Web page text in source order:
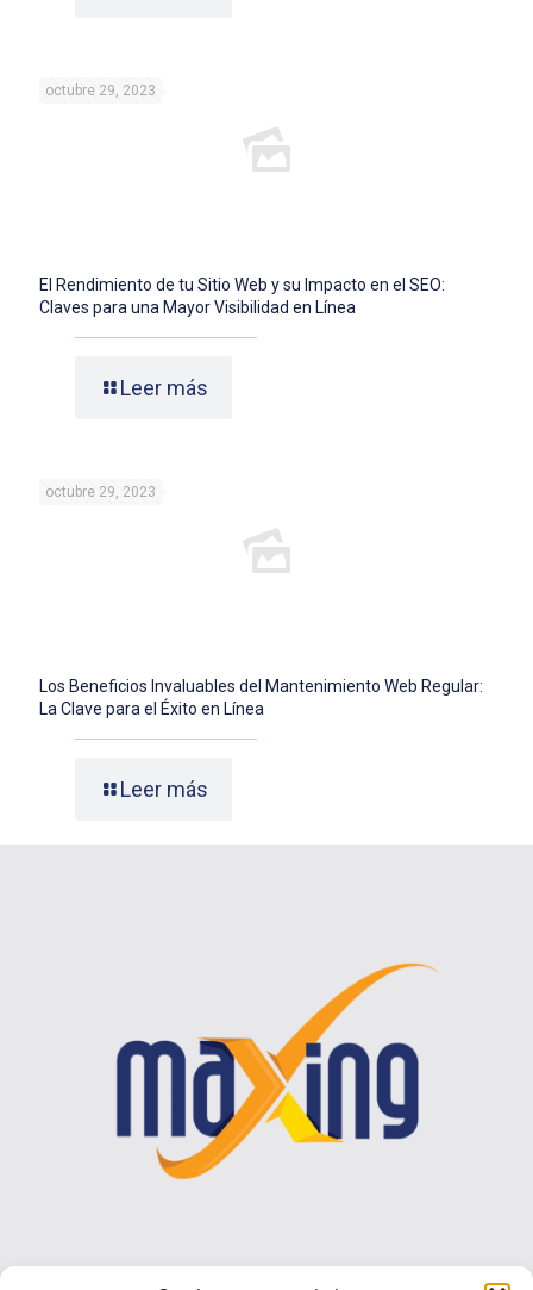
octubre 29, 2023
El Rendimiento de tu Sitio Web y su Impacto en el SEO:
Claves para una Mayor Visibilidad en Línea
Leer más
octubre 29, 2023
Los Beneficios Invaluables del Mantenimiento Web Regular:
La Clave para el Éxito en Línea
Leer más